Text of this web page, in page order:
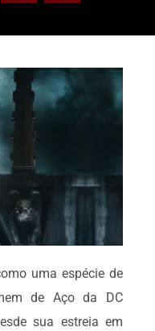
uma espécie de
de Aço da DC
sua estreia em